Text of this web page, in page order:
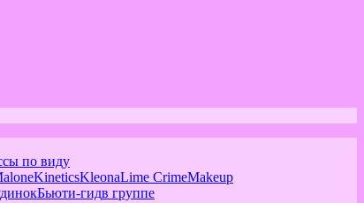
по виду
KineticsKleonaLime CrimeMakeup
Бьюти-гидв группе